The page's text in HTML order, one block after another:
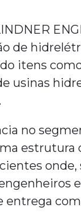
de
itens
usinas
no
estrutura
entrega